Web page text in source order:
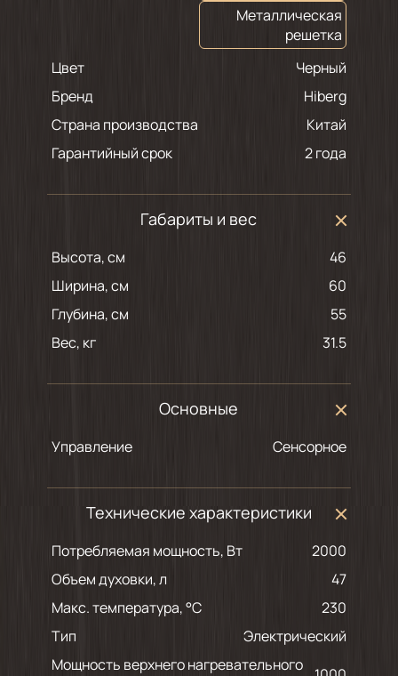
Металлическая
решетка
Цвет
черный
Бренд
Hiberg
Страна производства
Китай
Гарантийный срок
2 года
Габариты и вес
Высота, см
46
Ширина, см
60
Глубина, см
55
Вес, кг
31.5
Основные
Управление Сенсорное
Технические характеристики
Потребляемая мощность, Вт
2000
Объем духовки, л
47
Макс. температура, °С
230
Тип
Электрический
Мощность верхнего нагревательного